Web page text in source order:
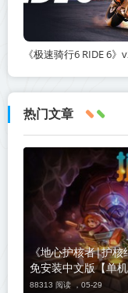
热门文章
《地心护核者|护
免安装中文版【单
88313 阅读 ，05-29